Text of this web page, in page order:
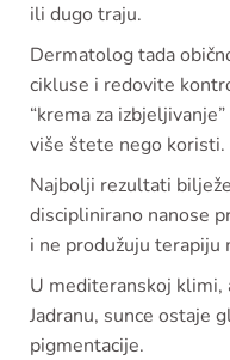
ili dugo traju.
Dermatolog tada
cikluse i redovite
“krema za
više štete nego koristi.
Najbolji rezultati
disciplinirano nanose
i ne produžuju terapiju
U mediteranskoj klimi,
Jadranu, sunce ostaje
pigmentacije.